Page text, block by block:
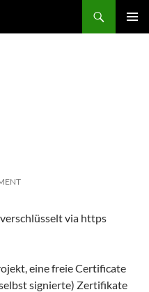
via https
eine freie Certificate
signierte) Zertifikate